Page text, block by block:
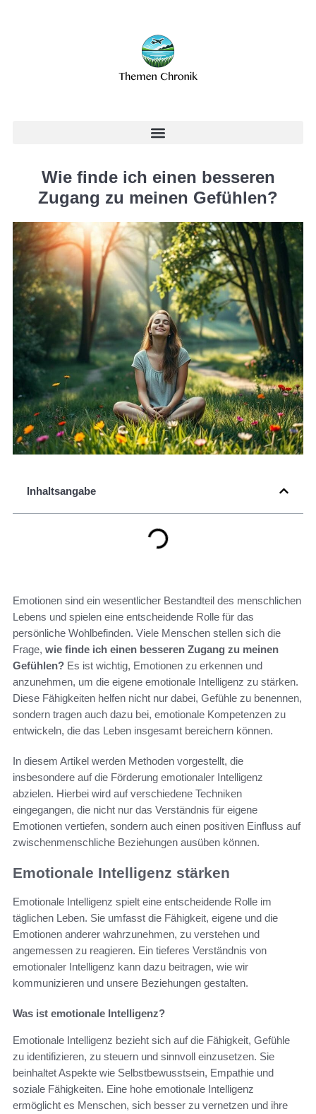
Wie finde ich einen besseren
Zugang zu meinen Gefühlen?
Inhaltsangabe
Emotionen sind ein wesentlicher Bestandteil des menschlichen
Lebens und spielen eine entscheidende Rolle für das
persönliche Wohlbefinden. Viele Menschen stellen sich die
Frage, wie finde ich einen besseren Zugang zu meinen
Gefühlen? Es ist wichtig, Emotionen zu erkennen und
anzunehmen, um die eigene emotionale Intelligenz zu stärken.
Diese Fähigkeiten helfen nicht nur dabei, Gefühle zu benennen,
sondern tragen auch dazu bei, emotionale Kompetenzen zu
entwickeln, die das Leben insgesamt bereichern können.
In diesem Artikel werden Methoden vorgestellt, die
insbesondere auf die Förderung emotionaler Intelligenz
abzielen. Hierbei wird auf verschiedene Techniken
eingegangen, die nicht nur das Verständnis für eigene
Emotionen vertiefen, sondern auch einen positiven Einfluss auf
zwischenmenschliche Beziehungen ausüben können.
Emotionale Intelligenz stärken
Emotionale Intelligenz spielt eine entscheidende Rolle im
täglichen Leben. Sie umfasst die Fähigkeit, eigene und die
Emotionen anderer wahrzunehmen, zu verstehen und
angemessen zu reagieren. Ein tieferes Verständnis von
emotionaler Intelligenz kann dazu beitragen, wie wir
kommunizieren und unsere Beziehungen gestalten.
Was ist emotionale Intelligenz?
Emotionale Intelligenz bezieht sich auf die Fähigkeit, Gefühle
zu identifizieren, zu steuern und sinnvoll einzusetzen. Sie
beinhaltet Aspekte wie Selbstbewusstsein, Empathie und
soziale Fähigkeiten. Eine hohe emotionale Intelligenz
ermöglicht es Menschen, sich besser zu vernetzen und ihre